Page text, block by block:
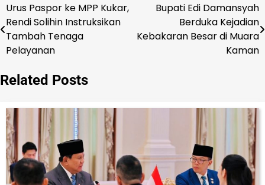
Navigasi
pos
Urus Paspor ke MPP Kukar,
Rendi Solihin Instruksikan
Tambah Tenaga
Pelayanan
Bupati Edi Damansyah
Berduka Kejadian
Kebakaran Besar di Muara
Kaman
Related Posts